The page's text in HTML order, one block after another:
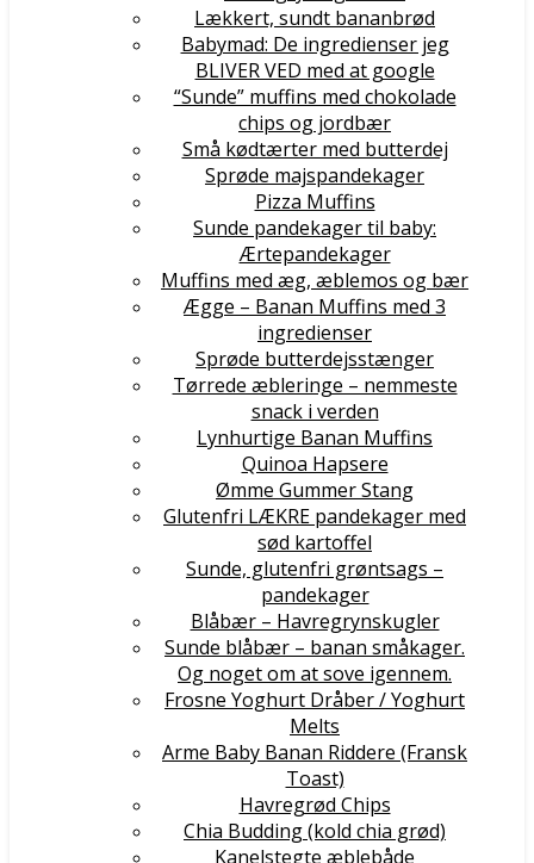
Lækkert, sundt bananbrød
Babymad: De ingredienser jeg
BLIVER VED med at google
“Sunde” muffins med chokolade
chips og jordbær
Små kødtærter med butterdej
Sprøde majspandekager
Pizza Muffins
Sunde pandekager til baby:
Ærtepandekager
Muffins med æg, æblemos og bær
Ægge – Banan Muffins med 3
ingredienser
Sprøde butterdejsstænger
Tørrede æbleringe – nemmeste
snack i verden
Lynhurtige Banan Muffins
Quinoa Hapsere
Ømme Gummer Stang
Glutenfri LÆKRE pandekager med
sød kartoffel
Sunde, glutenfri grøntsags –
pandekager
Blåbær – Havregrynskugler
Sunde blåbær – banan småkager.
Og noget om at sove igennem.
Frosne Yoghurt Dråber / Yoghurt
Melts
Arme Baby Banan Riddere (Fransk
Toast)
Havregrød Chips
Chia Budding (kold chia grød)
Kanelstegte æblebåde